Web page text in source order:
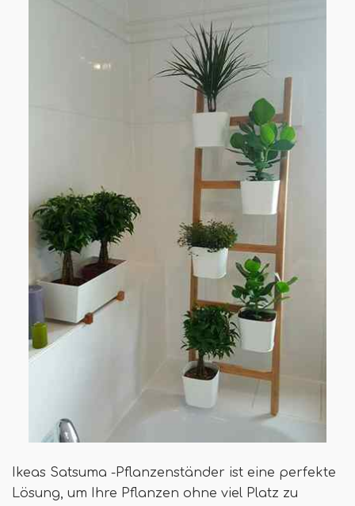
Ikeas Satsuma -Pflanzenständer ist eine perfekte
Lösung, um Ihre Pflanzen ohne viel Platz zu